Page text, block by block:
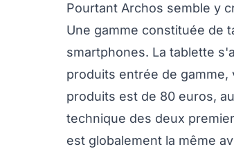
Pourtant Archos semble y
Une gamme constituée de
smartphones. La tablette
produits entrée de
produits est de 80 euros,
technique des deux
est globalement la même